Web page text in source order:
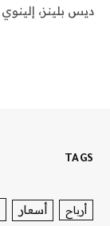
ديس بلينز،
TAGS
أرباح أسعار